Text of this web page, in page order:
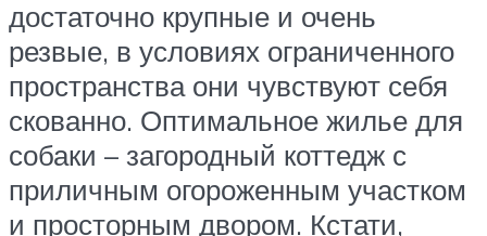
достаточно крупные и очень
резвые, в условиях ограниченного
пространства они чувствуют себя
скованно. Оптимальное жилье для
собаки – загородный коттедж с
приличным огороженным участком
и просторным двором. Кстати,